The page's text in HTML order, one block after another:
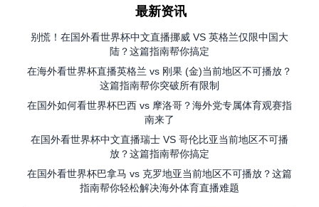
最新资讯
别慌！在国外看世界杯中文直播挪威 VS 英格兰仅限中国大
陆？这篇指南帮你搞定
在海外看世界杯直播英格兰 vs 刚果 (金)当前地区不可播放？
这篇指南帮你突破所有限制
在国外如何看世界杯巴西 vs 摩洛哥？海外党专属体育观赛指
南来了
在国外看世界杯中文直播瑞士 VS 哥伦比亚当前地区不可播
放？这篇指南帮你搞定
在国外看世界杯巴拿马 vs 克罗地亚当前地区不可播放？这篇
指南帮你轻松解决海外体育直播难题